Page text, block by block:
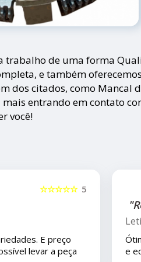
trabalho de uma forma
e também
dos citados, como Mancal
entrando em contato
você!
5
☆☆☆☆☆
super atenciosos
bons!